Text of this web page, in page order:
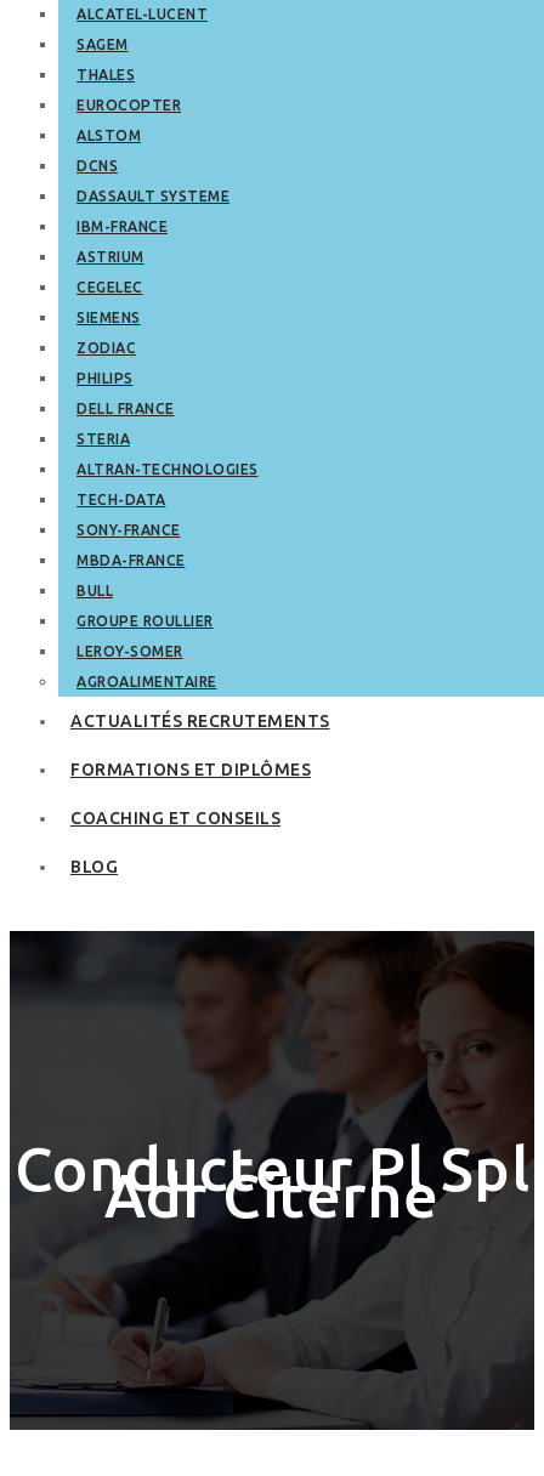
ALCATEL-LUCENT
SAGEM
THALES
EUROCOPTER
ALSTOM
DCNS
DASSAULT SYSTEME
IBM-FRANCE
ASTRIUM
CEGELEC
SIEMENS
ZODIAC
PHILIPS
DELL FRANCE
STERIA
ALTRAN-TECHNOLOGIES
TECH-DATA
SONY-FRANCE
MBDA-FRANCE
BULL
GROUPE ROULLIER
LEROY-SOMER
AGROALIMENTAIRE
ACTUALITÉS RECRUTEMENTS
FORMATIONS ET DIPLÔMES
COACHING ET CONSEILS
BLOG
Conducteur Pl Spl
Adr Citerne